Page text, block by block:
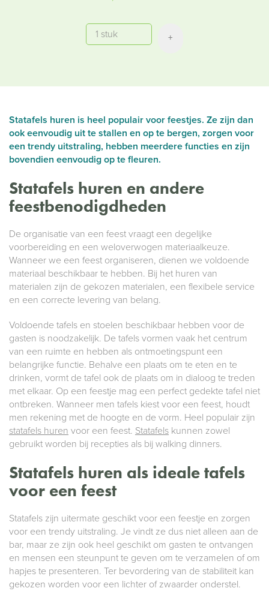
Aantal
+
Statafels huren is heel populair voor feestjes. Ze zijn dan
ook eenvoudig uit te stallen en op te bergen, zorgen voor
een trendy uitstraling, hebben meerdere functies en zijn
bovendien eenvoudig op te fleuren.
Statafels huren en andere
feestbenodigdheden
De organisatie van een feest vraagt een degelijke
voorbereiding en een weloverwogen materiaalkeuze.
Wanneer we een feest organiseren, dienen we voldoende
materiaal beschikbaar te hebben. Bij het huren van
materialen zijn de gekozen materialen, een flexibele service
en een correcte levering van belang.
Voldoende tafels en stoelen beschikbaar hebben voor de
gasten is noodzakelijk. De tafels vormen vaak het centrum
van een ruimte en hebben als ontmoetingspunt een
belangrijke functie. Behalve een plaats om te eten en te
drinken, vormt de tafel ook de plaats om in dialoog te treden
met elkaar. Op een feestje mag een perfect gedekte tafel niet
ontbreken. Wanneer men tafels kiest voor een feest, houdt
men rekening met de hoogte en de vorm. Heel populair zijn
statafels huren voor een feest. Statafels kunnen zowel
gebruikt worden bij recepties als bij walking dinners.
Statafels huren als ideale tafels
voor een feest
Statafels zijn uitermate geschikt voor een feestje en zorgen
voor een trendy uitstraling. Je vindt ze dus niet alleen aan de
bar, maar ze zijn ook heel geschikt om gasten te ontvangen
en mensen een steunpunt te geven om te verzamelen of om
hapjes te presenteren. Ter bevordering van de stabiliteit kan
gekozen worden voor een lichter of zwaarder onderstel.